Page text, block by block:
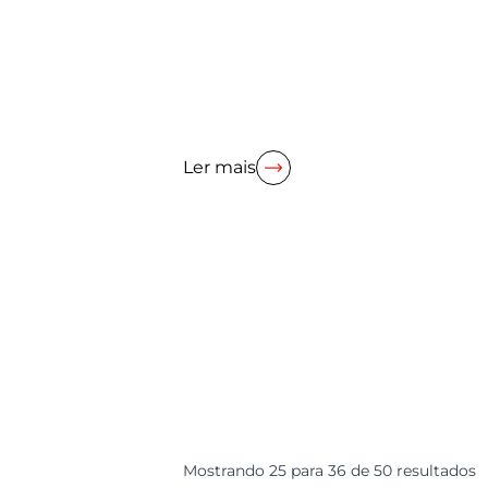
Ler mais
Mostrando 25 para 36 de 50 resultados